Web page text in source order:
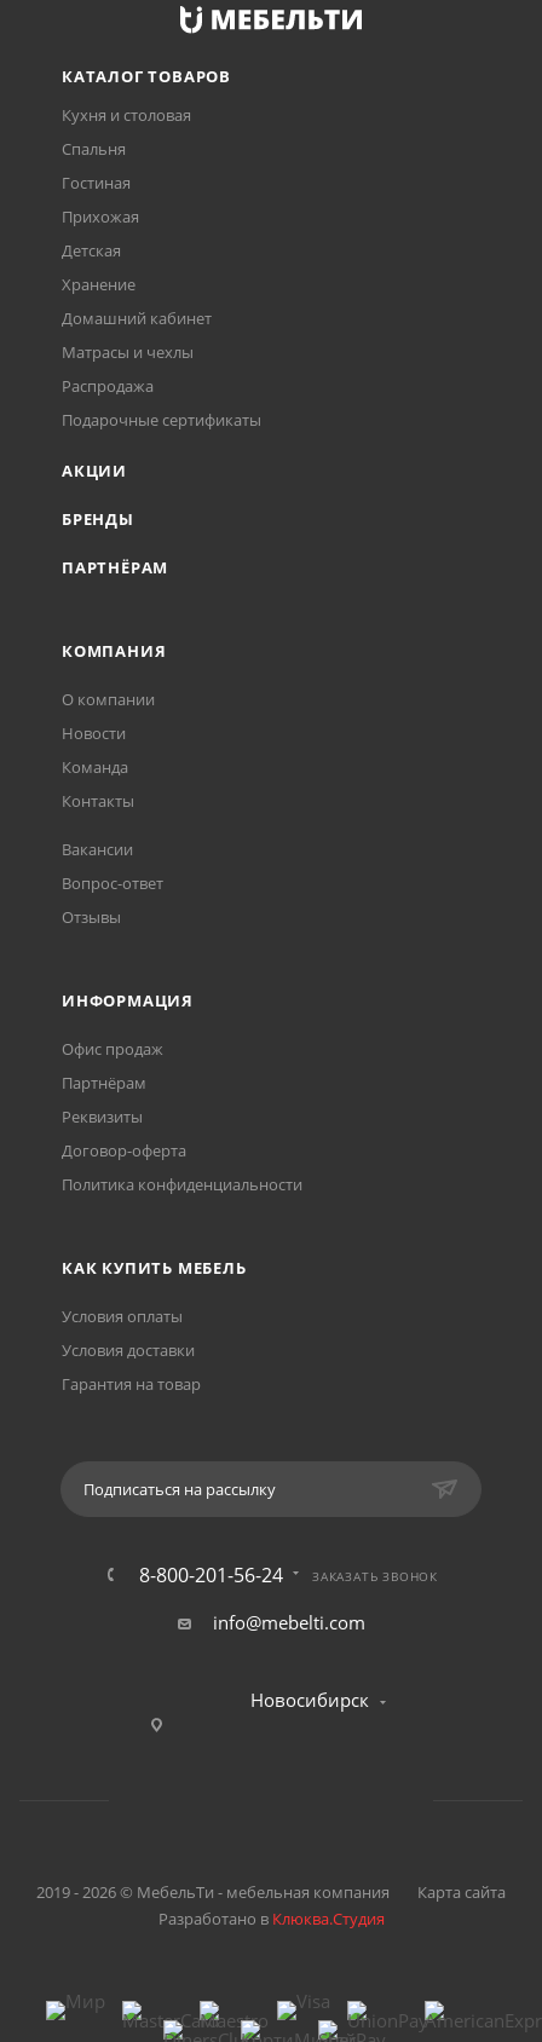
КАТАЛОГ ТОВАРОВ
Кухня и столовая
Спальня
Гостиная
Прихожая
Детская
Хранение
Домашний кабинет
Матрасы и чехлы
Распродажа
Подарочные сертификаты
АКЦИИ
БРЕНДЫ
ПАРТНЁРАМ
КОМПАНИЯ
О компании
Новости
Команда
Контакты
Вакансии
Вопрос-ответ
Отзывы
ИНФОРМАЦИЯ
Офис продаж
Партнёрам
Реквизиты
Договор-оферта
Политика конфиденциальности
КАК КУПИТЬ МЕБЕЛЬ
Условия оплаты
Условия доставки
Гарантия на товар
Подписаться на рассылку
8-800-201-56-24 ЗАКАЗАТЬ ЗВОНОК
info@mebelti.com
Новосибирск
2019 - 2026 © МебельТи - мебельная компания
Карта сайта
Разработано в Клюква.Студия